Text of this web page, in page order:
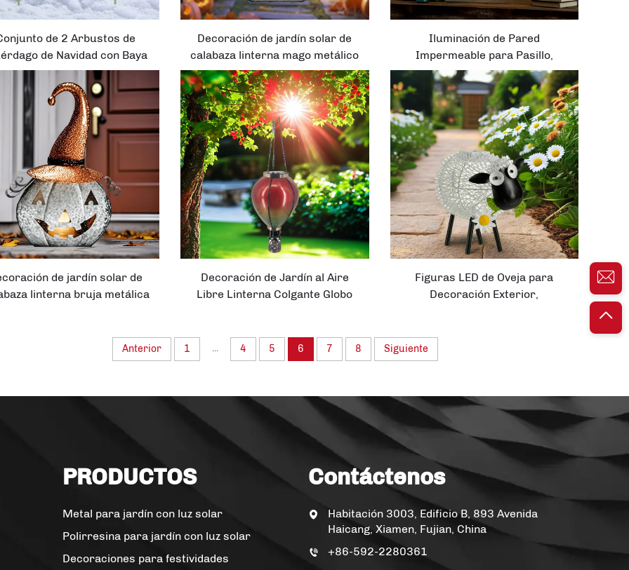
de 2 Arbustos de
de Navidad con Baya
Solar para Jardín Estaca
Decoración Festiva
Decoración de jardín solar de
calabaza linterna mago metálico
en forma de pera con llama LED
impermeable para Halloween
Iluminación de Pared
Impermeable para Pasillo,
Dormitorio o Jardín, Decoración
Artística del Hogar con
Mariposas de Metal en Sombra
de jardín solar de
linterna bruja metálica
Decoración de Jardín al Aire
Libre Linterna Colgante Globo
Figuras LED de Oveja para
Decoración Exterior,
Luces de Estatuas Animales
Anterior 1 ... 4 5 6 7 8 Siguiente
PRODUCTOS
Metal para jardín con luz solar
Polirresina para jardín con luz solar
Decoraciones para festividades
Contáctenos
Habitación 3003, Edificio B, 893 Avenida
Haicang, Xiamen, Fujian, China
+86-592-2280361